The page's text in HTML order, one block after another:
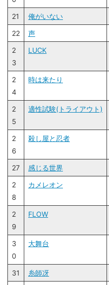
21 俺がいない
22
声
2
3
LUCK
2
4
時は来たり
2
5
適性試験(トライアウト)
2
6
殺し屋と忍者
27
感じる世界
2
8
カメレオン
2
9
FLOW
3
0
大舞台
31
糸師冴